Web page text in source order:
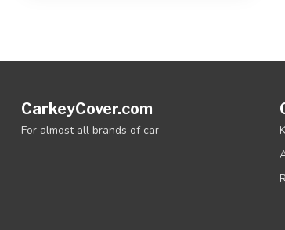
CarkeyCover.com
For almost all brands of car